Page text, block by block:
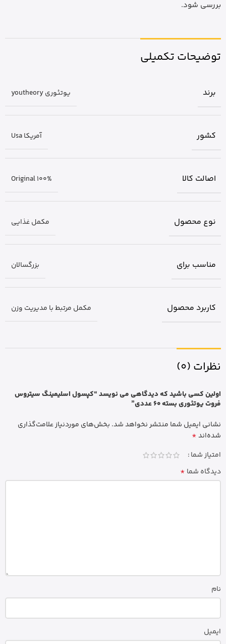
بررسی شود.
توضیحات تکمیلی
برند یوتئوری youtheory
کشور آمریکا Usa
اصالت کالا Original 100%
نوع محصول مکمل غذایی
مناسب برای بزرگسالان
کاربرد محصول مکمل مرتبط با مدیریت وزن
نظرات (0)
اولین کسی باشید که دیدگاهی می نویسد “کپسول اسلیمینگ سیتروس
فروت یوتئوری بسته 60 عددی”
نشانی ایمیل شما منتشر نخواهد شد. بخش‌های موردنیاز علامت‌گذاری
شده‌اند*
امتیاز شما
دیدگاه شما *
نام
ایمیل